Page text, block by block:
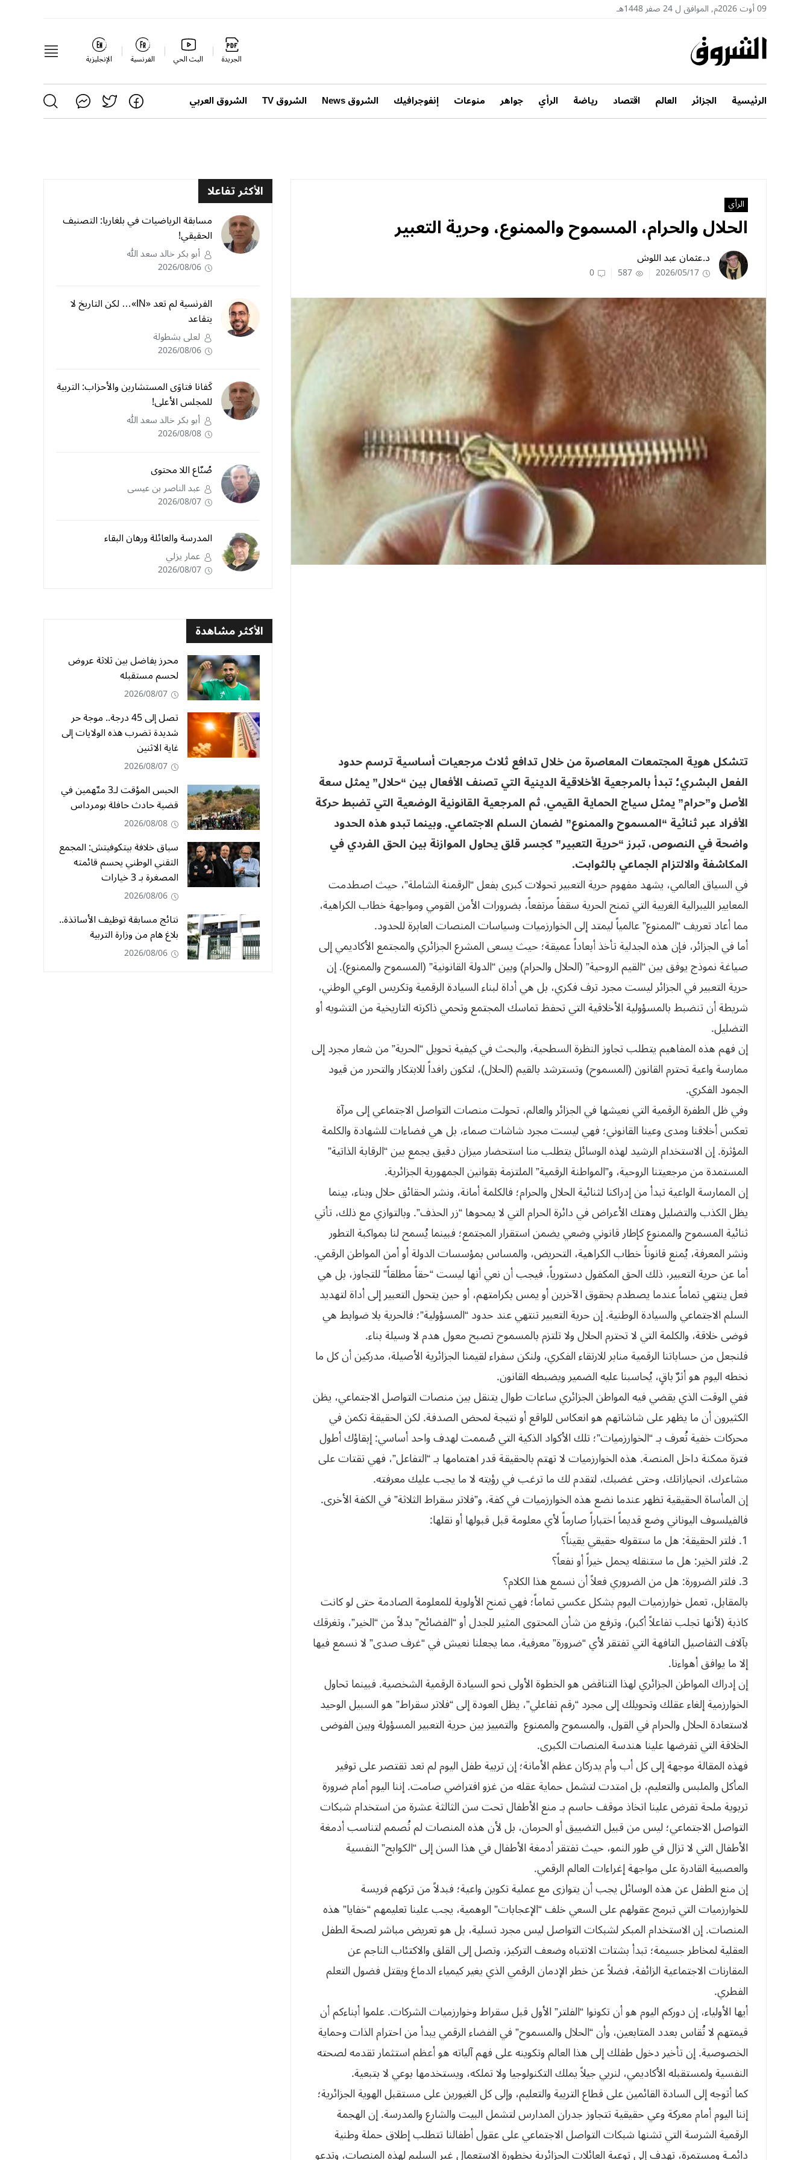
09 أوت 2026م, الموافق ل 24 صفر 1448هـ
الجريدة البث الحي الفرنسية الإنجليزية
الرئيسية الجزائر العالم اقتصاد رياضة الرأي جواهر منوعات إنفوجرافيك الشروق News الشروق TV الشروق العربي
الرأي
الحلال والحرام، المسموح والممنوع، وحرية التعبير
د.عثمان عبد اللوش
2026/05/17
587
0
تتشكل هوية المجتمعات المعاصرة من خلال تدافع ثلاث مرجعيات أساسية ترسم حدود
الفعل البشري؛ تبدأ بالمرجعية الأخلاقية الدينية التي تصنف الأفعال بين “حلال” يمثل سعة
الأصل و”حرام” يمثل سياج الحماية القيمي، ثم المرجعية القانونية الوضعية التي تضبط حركة
الأفراد عبر ثنائية “المسموح والممنوع” لضمان السلم الاجتماعي. وبينما تبدو هذه الحدود
واضحة في النصوص، تبرز “حرية التعبير” كجسر قلق يحاول الموازنة بين الحق الفردي في
المكاشفة والالتزام الجماعي بالثوابت.
في السياق العالمي، يشهد مفهوم حرية التعبير تحولات كبرى بفعل “الرقمنة الشاملة”، حيث اصطدمت
المعايير الليبرالية الغربية التي تمنح الحرية سقفاً مرتفعاً، بضرورات الأمن القومي ومواجهة خطاب الكراهية،
مما أعاد تعريف “الممنوع” عالمياً ليمتد إلى الخوارزميات وسياسات المنصات العابرة للحدود.
أما في الجزائر، فإن هذه الجدلية تأخذ أبعاداً عميقة؛ حيث يسعى المشرع الجزائري والمجتمع الأكاديمي إلى
صياغة نموذج يوفق بين “القيم الروحية” (الحلال والحرام) وبين “الدولة القانونية” (المسموح والممنوع). إن
حرية التعبير في الجزائر ليست مجرد ترف فكري، بل هي أداة لبناء السيادة الرقمية وتكريس الوعي الوطني،
شريطة أن تنضبط بالمسؤولية الأخلاقية التي تحفظ تماسك المجتمع وتحمي ذاكرته التاريخية من التشويه أو
التضليل.
إن فهم هذه المفاهيم يتطلب تجاوز النظرة السطحية، والبحث في كيفية تحويل “الحرية” من شعار مجرد إلى
ممارسة واعية تحترم القانون (المسموح) وتسترشد بالقيم (الحلال)، لتكون رافداً للابتكار والتحرر من قيود
الجمود الفكري.
وفي ظل الطفرة الرقمية التي نعيشها في الجزائر والعالم، تحولت منصات التواصل الاجتماعي إلى مرآة
تعكس أخلاقنا ومدى وعينا القانوني؛ فهي ليست مجرد شاشات صماء، بل هي فضاءات للشهادة والكلمة
المؤثرة. إن الاستخدام الرشيد لهذه الوسائل يتطلب منا استحضار ميزان دقيق يجمع بين “الرقابة الذاتية”
المستمدة من مرجعيتنا الروحية، و”المواطنة الرقمية” الملتزمة بقوانين الجمهورية الجزائرية.
إن الممارسة الواعية تبدأ من إدراكنا لثنائية الحلال والحرام؛ فالكلمة أمانة، ونشر الحقائق حلال وبناء، بينما
يظل الكذب والتضليل وهتك الأعراض في دائرة الحرام التي لا يمحوها “زر الحذف”. وبالتوازي مع ذلك، تأتي
ثنائية المسموح والممنوع كإطار قانوني وضعي يضمن استقرار المجتمع؛ فبينما يُسمح لنا بمواكبة التطور
ونشر المعرفة، يُمنع قانوناً خطاب الكراهية، التحريض، والمساس بمؤسسات الدولة أو أمن المواطن الرقمي.
أما عن حرية التعبير، ذلك الحق المكفول دستورياً، فيجب أن نعي أنها ليست “حقاً مطلقاً” للتجاوز، بل هي
فعل ينتهي تماماً عندما يصطدم بحقوق الآخرين أو يمس بكرامتهم، أو حين يتحول التعبير إلى أداة لتهديد
السلم الاجتماعي والسيادة الوطنية. إن حرية التعبير تنتهي عند حدود “المسؤولية”؛ فالحرية بلا ضوابط هي
فوضى خلاقة، والكلمة التي لا تحترم الحلال ولا تلتزم بالمسموح تصبح معول هدم لا وسيلة بناء.
فلنجعل من حساباتنا الرقمية منابر للارتقاء الفكري، ولنكن سفراء لقيمنا الجزائرية الأصيلة، مدركين أن كل ما
نخطه اليوم هو أثرٌ باقٍ، يُحاسبنا عليه الضمير ويضبطه القانون.
ففي الوقت الذي يقضي فيه المواطن الجزائري ساعات طوال يتنقل بين منصات التواصل الاجتماعي، يظن
الكثيرون أن ما يظهر على شاشاتهم هو انعكاس للواقع أو نتيجة لمحض الصدفة. لكن الحقيقة تكمن في
محركات خفية تُعرف بـ “الخوارزميات”؛ تلك الأكواد الذكية التي صُممت لهدف واحد أساسي: إبقاؤك أطول
فترة ممكنة داخل المنصة. هذه الخوارزميات لا تهتم بالحقيقة قدر اهتمامها بـ “التفاعل”، فهي تقتات على
مشاعرك، انحيازاتك، وحتى غضبك، لتقدم لك ما ترغب في رؤيته لا ما يجب عليك معرفته.
إن المأساة الحقيقية تظهر عندما نضع هذه الخوارزميات في كفة، و”فلاتر سقراط الثلاثة” في الكفة الأخرى.
فالفيلسوف اليوناني وضع قديماً اختباراً صارماً لأي معلومة قبل قبولها أو نقلها:
1. فلتر الحقيقة: هل ما ستقوله حقيقي يقيناً؟
2. فلتر الخير: هل ما ستنقله يحمل خيراً أو نفعاً؟
3. فلتر الضرورة: هل من الضروري فعلاً أن نسمع هذا الكلام؟
بالمقابل، تعمل خوارزميات اليوم بشكل عكسي تماماً؛ فهي تمنح الأولوية للمعلومة الصادمة حتى لو كانت
كاذبة (لأنها تجلب تفاعلاً أكبر)، وترفع من شأن المحتوى المثير للجدل أو “الفضائح” بدلاً من “الخير”، وتغرقك
بآلاف التفاصيل التافهة التي تفتقر لأي “ضرورة” معرفية، مما يجعلنا نعيش في “غرف صدى” لا نسمع فيها
إلا ما يوافق أهواءنا.
إن إدراك المواطن الجزائري لهذا التناقض هو الخطوة الأولى نحو السيادة الرقمية الشخصية. فبينما تحاول
الخوارزمية إلغاء عقلك وتحويلك إلى مجرد “رقم تفاعلي”، يظل العودة إلى “فلاتر سقراط” هو السبيل الوحيد
لاستعادة الحلال والحرام في القول، والمسموح والممنوع والتمييز بين حرية التعبير المسؤولة وبين الفوضى
الخلاقة التي تفرضها علينا هندسة المنصات الكبرى.
فهذه المقالة موجهة إلى كل أب وأم يدركان عظم الأمانة؛ إن تربية طفل اليوم لم تعد تقتصر على توفير
المأكل والملبس والتعليم، بل امتدت لتشمل حماية عقله من غزو افتراضي صامت. إننا اليوم أمام ضرورة
تربوية ملحة تفرض علينا اتخاذ موقف حاسم بـ منع الأطفال تحت سن الثالثة عشرة من استخدام شبكات
التواصل الاجتماعي؛ ليس من قبيل التضييق أو الحرمان، بل لأن هذه المنصات لم تُصمم لتناسب أدمغة
الأطفال التي لا تزال في طور النمو، حيث تفتقر أدمغة الأطفال في هذا السن إلى “الكوابح” النفسية
والعصبية القادرة على مواجهة إغراءات العالم الرقمي.
إن منع الطفل عن هذه الوسائل يجب أن يتوازى مع عملية تكوين واعية؛ فبدلاً من تركهم فريسة
للخوارزميات التي تبرمج عقولهم على السعي خلف “الإعجابات” الوهمية، يجب علينا تعليمهم “خفايا” هذه
المنصات. إن الاستخدام المبكر لشبكات التواصل ليس مجرد تسلية، بل هو تعريض مباشر لصحة الطفل
العقلية لمخاطر جسيمة؛ تبدأ بشتات الانتباه وضعف التركيز، وتصل إلى القلق والاكتئاب الناجم عن
المقارنات الاجتماعية الزائفة، فضلاً عن خطر الإدمان الرقمي الذي يغير كيمياء الدماغ ويقتل فضول التعلم
الفطري.
أيها الأولياء، إن دوركم اليوم هو أن تكونوا “الفلتر” الأول قبل سقراط وخوارزميات الشركات. علموا أبناءكم أن
قيمتهم لا تُقاس بعدد المتابعين، وأن “الحلال والمسموح” في الفضاء الرقمي يبدأ من احترام الذات وحماية
الخصوصية. إن تأخير دخول طفلك إلى هذا العالم وتكوينه على فهم آلياته هو أعظم استثمار تقدمه لصحته
النفسية ولمستقبله الأكاديمي، لنربي جيلاً يملك التكنولوجيا ولا تملكه، ويستخدمها بوعي لا بتبعية.
كما أتوجه إلى السادة القائمين على قطاع التربية والتعليم، وإلى كل الغيورين على مستقبل الهوية الجزائرية؛
إننا اليوم أمام معركة وعي حقيقية تتجاوز جدران المدارس لتشمل البيت والشارع والمدرسة. إن الهجمة
الرقمية الشرسة التي تشنها شبكات التواصل الاجتماعي على عقول أطفالنا تتطلب إطلاق حملة وطنية
دائمـة ومستمرة، تهدف إلى توعية العائلات الجزائرية بخطورة الاستعمال غير السليم لهذه المنصات، وتدعو
الأكثر تفاعلا
مسابقة الرياضيات في بلغاريا: التصنيف
الحقيقي!
أبو بكر خالد سعد الله
2026/08/06
الفرنسية لم تعد «IN»… لكن التاريخ لا
يتقاعد
لعلى بشطولة
2026/08/06
كَفانا فتاوَى المستشارين والأحزاب: التربية
للمجلس الأعلى!
أبو بكر خالد سعد الله
2026/08/08
صُنّاع اللا محتوى
عبد الناصر بن عيسى
2026/08/07
المدرسة والعائلة ورهان البقاء
عمار يزلي
2026/08/07
الأكثر مشاهدة
محرز يفاضل بين ثلاثة عروض
لحسم مستقبله
2026/08/07
تصل إلى 45 درجة.. موجة حر
شديدة تضرب هذه الولايات إلى
غاية الاثنين
2026/08/07
الحبس المؤقت لـ3 متّهمين في
قضية حادث حافلة بومرداس
2026/08/08
سباق خلافة بيتكوفيتش: المجمع
التقني الوطني يحسم قائمته
المصغرة بـ 3 خيارات
2026/08/06
نتائج مسابقة توظيف الأساتذة..
بلاغ هام من وزارة التربية
2026/08/06